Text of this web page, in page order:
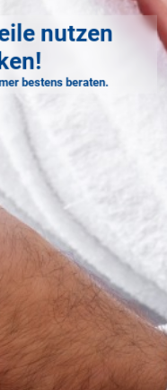
nutzen
bestens beraten.